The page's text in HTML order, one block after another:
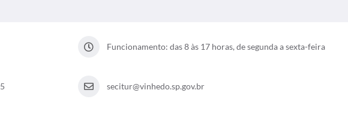
Funcionamento: das 8 às 17 horas, de segunda a sexta-feira
secitur@vinhedo.sp.gov.br